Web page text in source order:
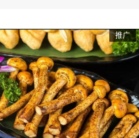
佛山市食品行业协会走进廉江市青平
协会考察团赴福州考察
深化两地协作，共同打造智慧农业全
红色之旅——记协会赴云浮市腰古镇
推广